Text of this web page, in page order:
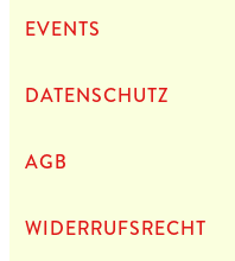
EVENTS
DATEN­SCHUTZ
AGB
WIDERRUFSRECHT